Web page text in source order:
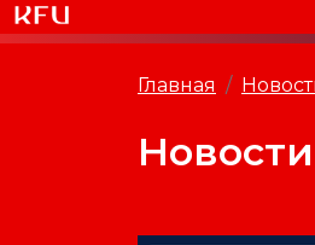
Главная
Новости